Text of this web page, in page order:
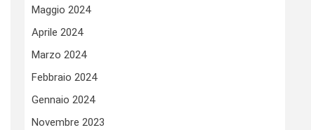
Maggio 2024
Aprile 2024
Marzo 2024
Febbraio 2024
Gennaio 2024
Novembre 2023